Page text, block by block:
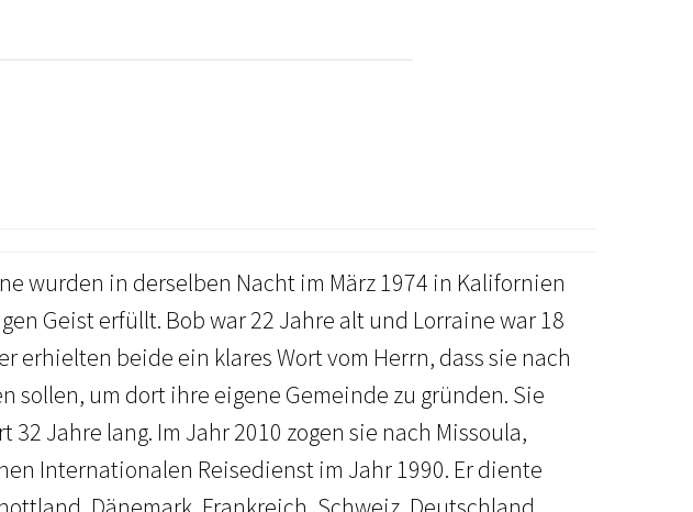
wurden in derselben Nacht im März 1974 in Kalifornien
Geist erfüllt. Bob war 22 Jahre alt und Lorraine war 18
erhielten beide ein klares Wort vom Herrn, dass sie nach
sollen, um dort ihre eigene Gemeinde zu gründen. Sie
Jahre lang. Im Jahr 2010 zogen sie nach Missoula,
Internationalen Reisedienst im Jahr 1990. Er diente